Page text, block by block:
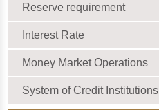
Reserve requirement
Interest Rate
Money Market Operations
System of Credit Institutions